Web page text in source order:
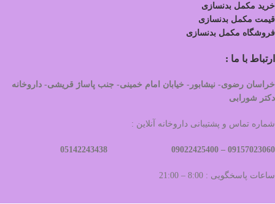
خرید مکمل بدنسازی
قیمت مکمل بدنسازی
فروشگاه مکمل بدنسازی
ارتباط با ما :
خراسان رضوی- نیشابور- خیابان امام خمینی- جنب پاساژ قریشی- داروخانه
دکتر شورابی
شماره تماس و پشتیبانی داروخانه آنلاین :
09157023060 –
ساعات پاسخگویی : 8:00 – 21:00